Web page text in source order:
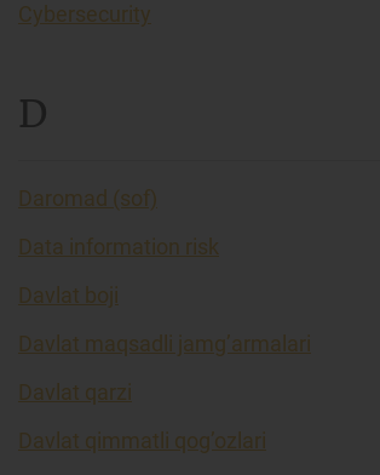
Cybersecurity
D
Daromad (sof)
Data information risk
Davlat boji
Davlat maqsadli jamg’armalari
Davlat qarzi
Davlat qimmatli qog’ozlari